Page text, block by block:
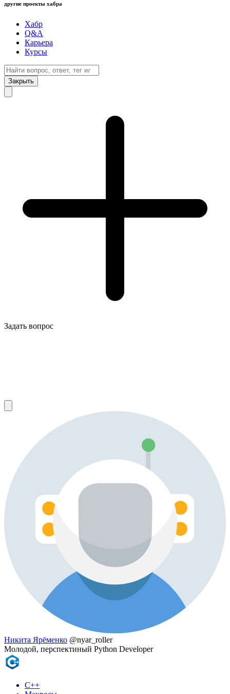
другие проекты хабра
Хабр
Q&A
Карьера
Курсы
Закрыть
Задать вопрос
Никита Ярёменко @nyar_roller
Молодой, перспектиный Python Developer
C++